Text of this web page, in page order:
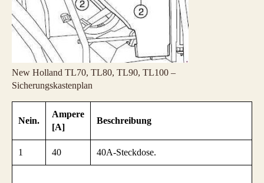
New Holland TL70, TL80, TL90, TL100 –
Sicherungskastenplan
Nein.
Ampere
[A]
Beschreibung
1 40 40A-Steckdose.